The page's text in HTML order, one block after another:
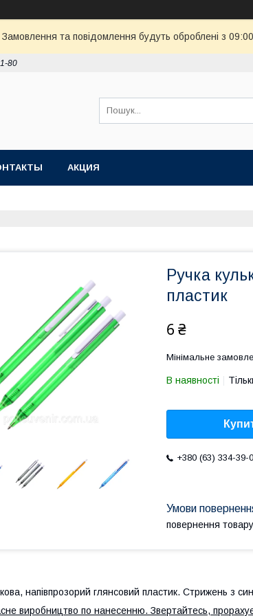
Замовлення та повідомлення будуть оброблені з
80
АКЦИЯ
Ручка
пластик
6 ₴
Мінімальне
В наявності
+380 (63) 334-39-
повернення
напівпрозорий глянсовий пластик. Стрижень з
виробництво по нанесенню. Звертайтесь,